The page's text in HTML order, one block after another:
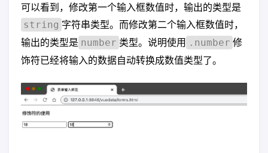
可以看到，修改第一个输入框数值时，输出的类型是
string 字符串类型。而修改第二个输入框数值时，
输出的类型是 number 类型。说明使用 .number 修
饰符已经将输入的数据自动转换成数值类型了。